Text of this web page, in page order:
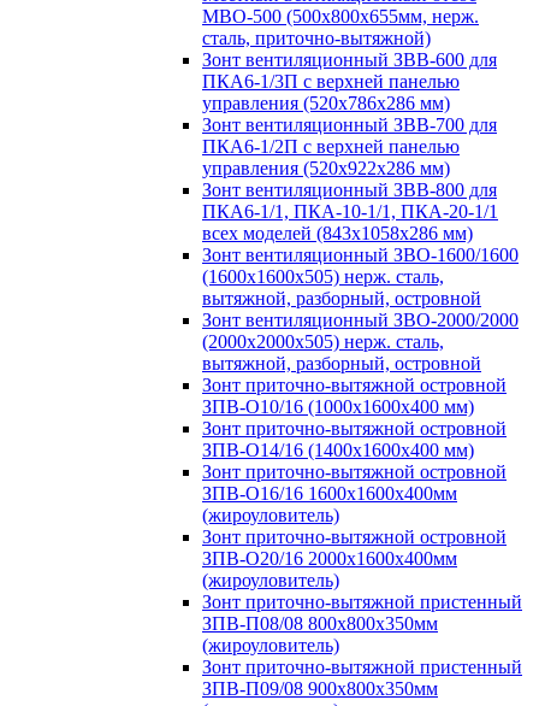
МВО-500 (500х800х655мм, нерж.
сталь, приточно-вытяжной)
Зонт вентиляционный ЗВВ-600 для
ПКА6-1/3П с верхней панелью
управления (520х786х286 мм)
Зонт вентиляционный ЗВВ-700 для
ПКА6-1/2П с верхней панелью
управления (520х922х286 мм)
Зонт вентиляционный ЗВВ-800 для
ПКА6-1/1, ПКА-10-1/1, ПКА-20-1/1
всех моделей (843х1058х286 мм)
Зонт вентиляционный ЗВО-1600/1600
(1600х1600х505) нерж. сталь,
вытяжной, разборный, островной
Зонт вентиляционный ЗВО-2000/2000
(2000х2000х505) нерж. сталь,
вытяжной, разборный, островной
Зонт приточно-вытяжной островной
ЗПВ-О10/16 (1000х1600х400 мм)
Зонт приточно-вытяжной островной
ЗПВ-О14/16 (1400х1600х400 мм)
Зонт приточно-вытяжной островной
ЗПВ-О16/16 1600х1600х400мм
(жироуловитель)
Зонт приточно-вытяжной островной
ЗПВ-О20/16 2000х1600х400мм
(жироуловитель)
Зонт приточно-вытяжной пристенный
ЗПВ-П08/08 800х800х350мм
(жироуловитель)
Зонт приточно-вытяжной пристенный
ЗПВ-П09/08 900х800х350мм